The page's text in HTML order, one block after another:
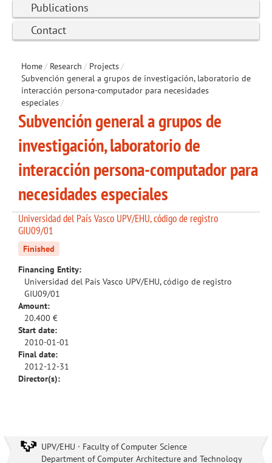
Publications
Contact
Home/ Research / Projects/
Subvención general a grupos de investigación, laboratorio de
interacción persona-computador para necesidades
especiales/
Subvención general a grupos de
investigación, laboratorio de
interacción persona-computador para
necesidades especiales
Universidad del País Vasco UPV/EHU, código de registro
GIU09/01
Finished
Financing Entity:
Universidad del País Vasco UPV/EHU, código de registro
GIU09/01
Amount:
20.400 €
Start date:
2010-01-01
Final date:
2012-12-31
Director(s):
UPV/EHU · Faculty of Computer Science
Department of Computer Architecture and Technology